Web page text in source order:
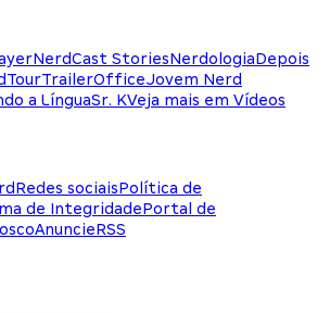
NerdCast StoriesNerdologiaDepois
TrailerOfficeJovem Nerd
a LínguaSr. KVeja mais em Vídeos
Redes sociaisPolítica de
de IntegridadePortal de
AnuncieRSS